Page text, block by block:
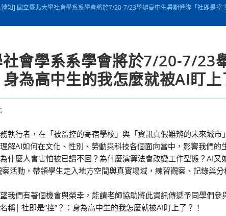
知] 國立臺北大學社會學系系學會將於7/20-7/23舉辦高中生暑期營隊「社即是控
會學系系學會將於7/20-7/23
為高中生的我怎麼就被AI盯上
執行者，在「被監控的寄宿學校」與「資訊真假難辨的未來城市
解AI如何在文化、性別、勞動與科技各個面向當中，影響我們的
什麼人會害怕被已讀不回？為什麼演算法會改變工作型態？AI又
活動，帶領學生走入地方空間與真實場域，練習觀察、記錄與
我們有著個機會與榮幸，能請老師協助將此資訊傳遞予同學們參
| 社即是”控”？：身為高中生的我怎麼就被AI盯上了？！